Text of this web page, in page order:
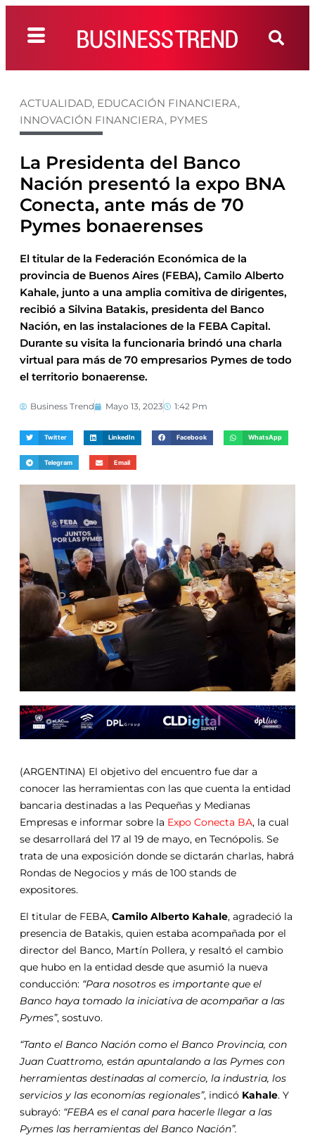
ACTUALIDAD, EDUCACIÓN FINANCIERA,
INNOVACIÓN FINANCIERA, PYMES
La Presidenta del Banco
Nación presentó la expo BNA
Conecta, ante más de 70
Pymes bonaerenses
El titular de la Federación Económica de la
provincia de Buenos Aires (FEBA), Camilo Alberto
Kahale, junto a una amplia comitiva de dirigentes,
recibió a Silvina Batakis, presidenta del Banco
Nación, en las instalaciones de la FEBA Capital.
Durante su visita la funcionaria brindó una charla
virtual para más de 70 empresarios Pymes de todo
el territorio bonaerense.
Business Trend Mayo 13, 2023 1:42 Pm
Twitter LinkedIn Facebook WhatsApp
Telegram Email
(ARGENTINA) El objetivo del encuentro fue dar a
conocer las herramientas con las que cuenta la entidad
bancaria destinadas a las Pequeñas y Medianas
Empresas e informar sobre la Expo Conecta BA, la cual
se desarrollará del 17 al 19 de mayo, en Tecnópolis. Se
trata de una exposición donde se dictarán charlas, habrá
Rondas de Negocios y más de 100 stands de
expositores.
El titular de FEBA, Camilo Alberto Kahale, agradeció la
presencia de Batakis, quien estaba acompañada por el
director del Banco, Martín Pollera, y resaltó el cambio
que hubo en la entidad desde que asumió la nueva
conducción: “Para nosotros es importante que el
Banco haya tomado la iniciativa de acompañar a las
Pymes”, sostuvo.
“Tanto el Banco Nación como el Banco Provincia, con
Juan Cuattromo, están apuntalando a las Pymes con
herramientas destinadas al comercio, la industria, los
servicios y las economías regionales”, indicó Kahale. Y
subrayó: “FEBA es el canal para hacerle llegar a las
Pymes las herramientas del Banco Nación”.